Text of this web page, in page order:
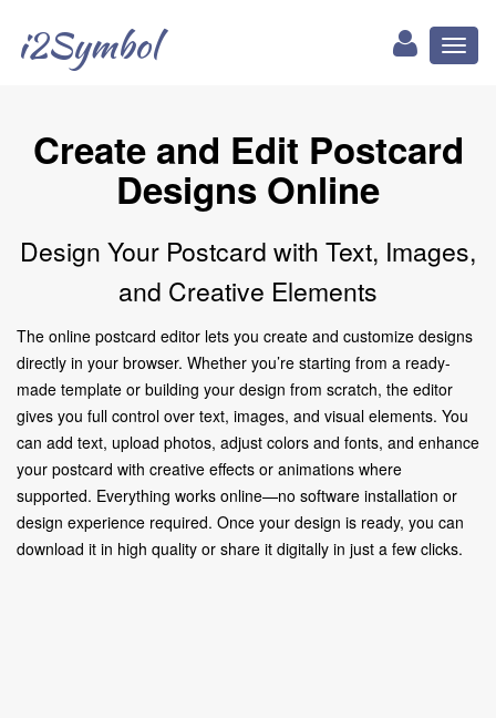
i2Symbol
Create and Edit Postcard
Designs Online
Design Your Postcard with Text, Images,
and Creative Elements
The online postcard editor lets you create and customize designs
directly in your browser. Whether you’re starting from a ready-
made template or building your design from scratch, the editor
gives you full control over text, images, and visual elements. You
can add text, upload photos, adjust colors and fonts, and enhance
your postcard with creative effects or animations where
supported. Everything works online—no software installation or
design experience required. Once your design is ready, you can
download it in high quality or share it digitally in just a few clicks.